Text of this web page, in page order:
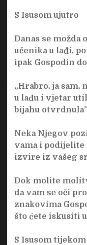
S Isusom ujutro
Danas se možda
učenika u lađi,
ipak Gospodin
„Hrabro, ja sam,
u lađu i vjetar
bijahu
Neka Njegov
vama i podijelite
izvire iz vašeg
Dok molite
da vam se oči
znakovima
što ćete iskusiti
S Isusom tijekom